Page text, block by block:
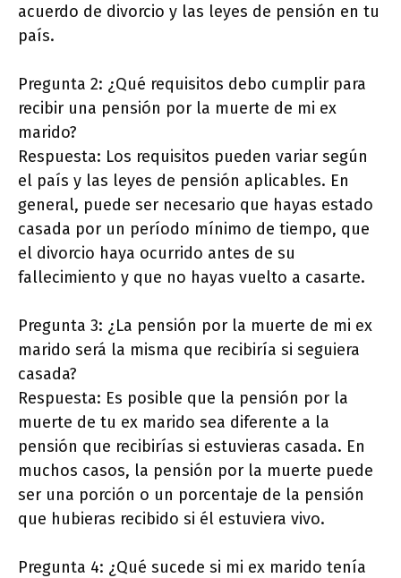
acuerdo de divorcio y las leyes de pensión en tu
país.
Pregunta 2: ¿Qué requisitos debo cumplir para
recibir una pensión por la muerte de mi ex
marido?
Respuesta: Los requisitos pueden variar según
el país y las leyes de pensión aplicables. En
general, puede ser necesario que hayas estado
casada por un período mínimo de tiempo, que
el divorcio haya ocurrido antes de su
fallecimiento y que no hayas vuelto a casarte.
Pregunta 3: ¿La pensión por la muerte de mi ex
marido será la misma que recibiría si seguiera
casada?
Respuesta: Es posible que la pensión por la
muerte de tu ex marido sea diferente a la
pensión que recibirías si estuvieras casada. En
muchos casos, la pensión por la muerte puede
ser una porción o un porcentaje de la pensión
que hubieras recibido si él estuviera vivo.
Pregunta 4: ¿Qué sucede si mi ex marido tenía